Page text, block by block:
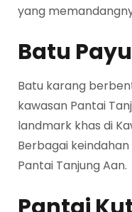
yang
Batu
Batu karang
kawasan Pantai
landmark khas di
Berbagai
Pantai Tanjung Aan.